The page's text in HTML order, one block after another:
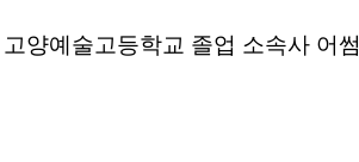
양예술고등학교 졸업 소속사 어썸